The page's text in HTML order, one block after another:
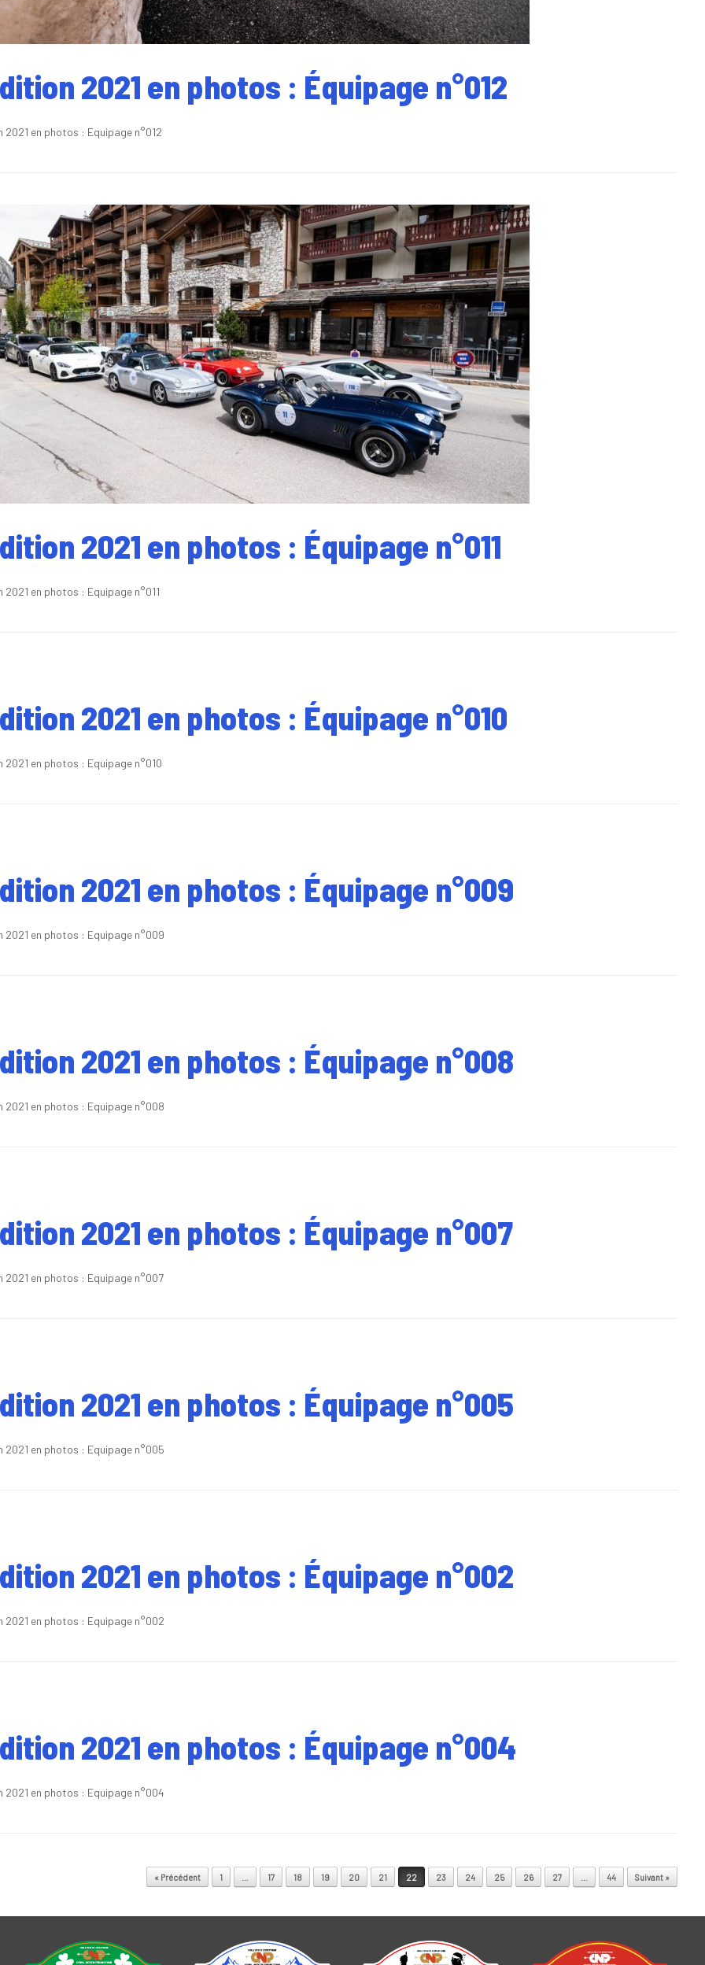
2021 en photos : Équipage n°012
2021 en photos : Equipage n°012
2021 en photos : Équipage n°011
2021 en photos : Equipage n°011
2021 en photos : Équipage n°010
2021 en photos : Equipage n°010
2021 en photos : Équipage n°009
2021 en photos : Equipage n°009
2021 en photos : Équipage n°008
2021 en photos : Equipage n°008
2021 en photos : Équipage n°007
2021 en photos : Equipage n°007
2021 en photos : Équipage n°005
2021 en photos : Equipage n°005
2021 en photos : Équipage n°002
2021 en photos : Equipage n°002
2021 en photos : Équipage n°004
2021 en photos : Equipage n°004
« Précédent 1 … 17 18 19 20 21 22 23 24 25 26 27 … 44 Suivant »